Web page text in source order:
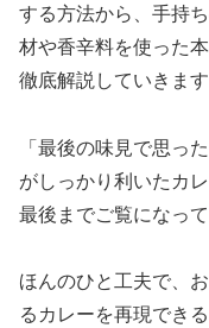
する方法から、手持
材や香辛料を使った
徹底解説していきます
「最後の味見で思っ
がしっかり利いたカ
最後までご覧になって
ほんのひと工夫で、
るカレーを再現でき